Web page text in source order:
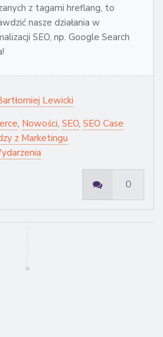
z tagami hreflang, to
nasze działania w
SEO, np. Google Search
Lewicki
, Nowości, SEO, SEO Case
z Marketingu
0